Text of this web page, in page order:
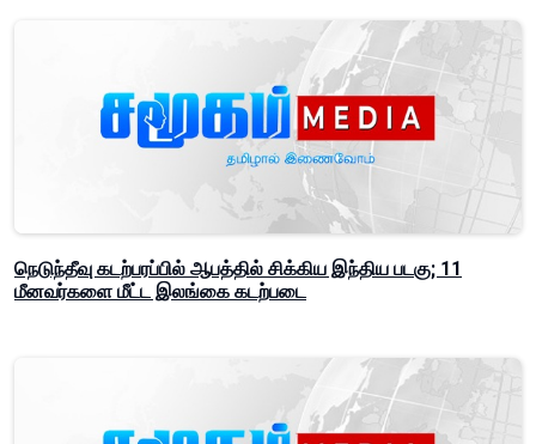
நெடுந்தீவு கடற்பரப்பில் ஆபத்தில் சிக்கிய இந்திய படகு; 11
மீனவர்களை மீட்ட இலங்கை கடற்படை